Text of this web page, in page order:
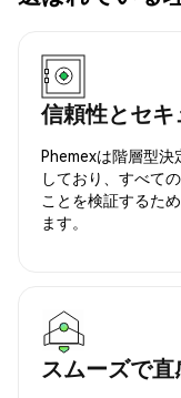
信頼性とセキ
Phemexは階層型決
しており、すべて
ことを検証するため
ます。
スムーズで